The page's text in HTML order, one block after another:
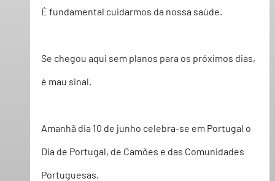
É fundamental cuidarmos da nossa saúde.
Se chegou aqui sem planos para os próximos dias,
é mau sinal.
Amanhã dia 10 de junho celebra-se em Portugal o
Dia de Portugal, de Camões e das Comunidades
Portuguesas.